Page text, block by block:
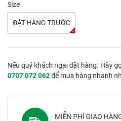
Size
ĐẶT HÀNG TRƯỚC
Nếu quý khách ngại đặt hàng. Hãy
0707 072 062để mua hàng nhanh
MIỄN PHÍ GIAO